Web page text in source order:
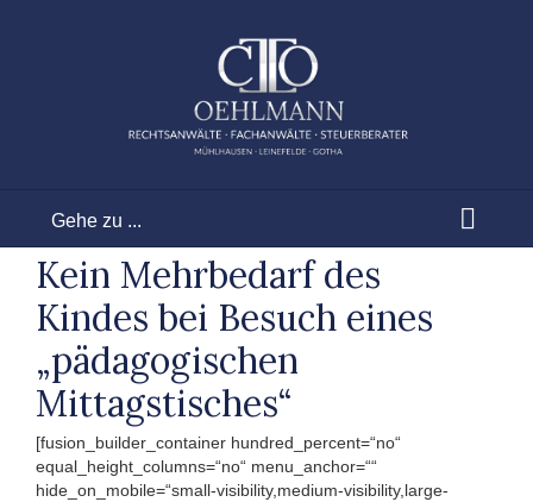
Gehe zu ...
Kein Mehrbedarf des
Kindes bei Besuch eines
„pädagogischen
Mittagstisches“
[fusion_builder_container hundred_percent=“no“
equal_height_columns=“no“ menu_anchor=““
hide_on_mobile=“small-visibility,medium-visibility,large-